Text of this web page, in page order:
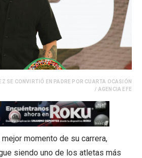
SE CONVIRTIÓ EN PADRE POR CUARTA OCASIÓN
/ AGENCIA EFE
momento de su carrera,
siendo uno de los atletas más